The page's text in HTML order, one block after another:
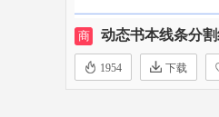
商 动态书本线条分
1954 下载